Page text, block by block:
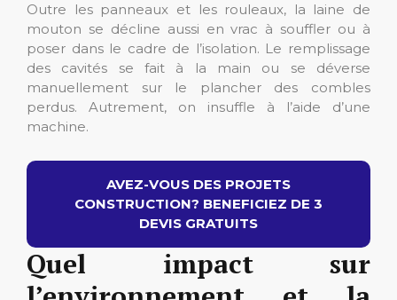
Outre les panneaux et les rouleaux, la laine de
mouton se décline aussi en vrac à souffler ou à
poser dans le cadre de l’isolation. Le remplissage
des cavités se fait à la main ou se déverse
manuellement sur le plancher des combles
perdus. Autrement, on insuffle à l’aide d’une
machine.
AVEZ-VOUS DES PROJETS
CONSTRUCTION? BENEFICIEZ DE 3
DEVIS GRATUITS
Quel impact sur